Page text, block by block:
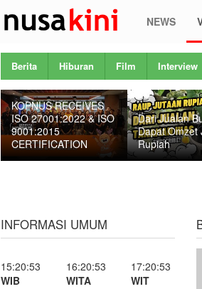
NEWS
Berita Hiburan Film Interview
KOPNUS RECEIVES
ISO 27001:2022 & ISO
9001:2015
CERTIFICATION
Dari Jualan
Dapat Omzet
Rupiah
INFORMASI UMUM
15:20:54
WIB
16:20:54
WITA
17:20:54
WIT